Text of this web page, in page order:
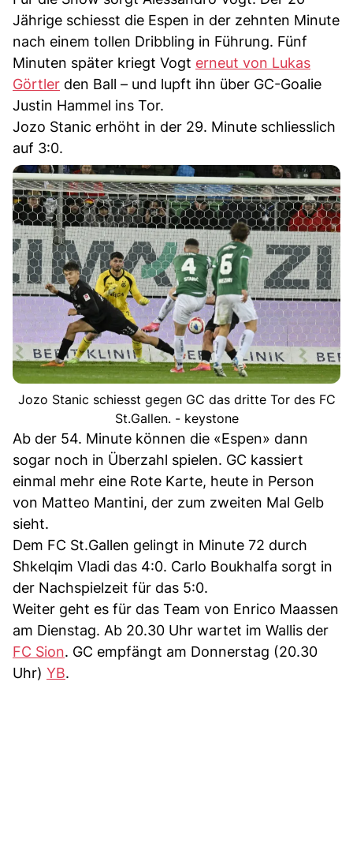
Jährige schiesst die Espen in der zehnten Minute
nach einem tollen Dribbling in Führung. Fünf
Minuten später kriegt Vogt erneut von Lukas
Görtler den Ball – und lupft ihn über GC-Goalie
Justin Hammel ins Tor.
Jozo Stanic erhöht in der 29. Minute schliesslich
auf 3:0.
Jozo Stanic schiesst gegen GC das dritte Tor des FC
St.Gallen. - keystone
Ab der 54. Minute können die «Espen» dann
sogar noch in Überzahl spielen. GC kassiert
einmal mehr eine Rote Karte, heute in Person
von Matteo Mantini, der zum zweiten Mal Gelb
sieht.
Dem FC St.Gallen gelingt in Minute 72 durch
Shkelqim Vladi das 4:0. Carlo Boukhalfa sorgt in
der Nachspielzeit für das 5:0.
Weiter geht es für das Team von Enrico Maassen
am Dienstag. Ab 20.30 Uhr wartet im Wallis der
FC Sion. GC empfängt am Donnerstag (20.30
Uhr) YB.